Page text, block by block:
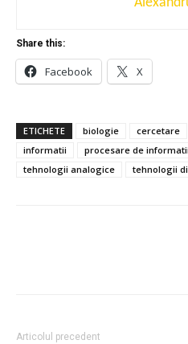
Share this:
Facebook X
ETICHETE biologie cercetare
informatii
procesare de informatii
tehnologii analogice
tehnologii
Articolul precedent